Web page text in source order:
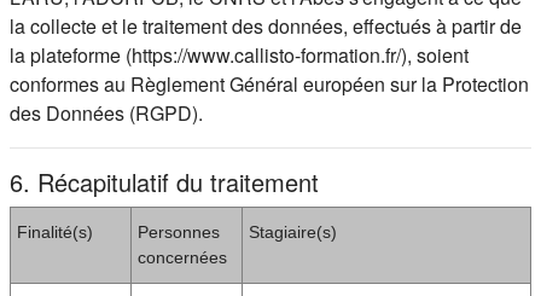
la collecte et le traitement des données, effectués à partir de
la plateforme (https://www.callisto-formation.fr/), soient
conformes au Règlement Général européen sur la Protection
des Données (RGPD).
6. Récapitulatif du traitement
Finalité(s)
Personnes
concernées
Stagiaire(s)